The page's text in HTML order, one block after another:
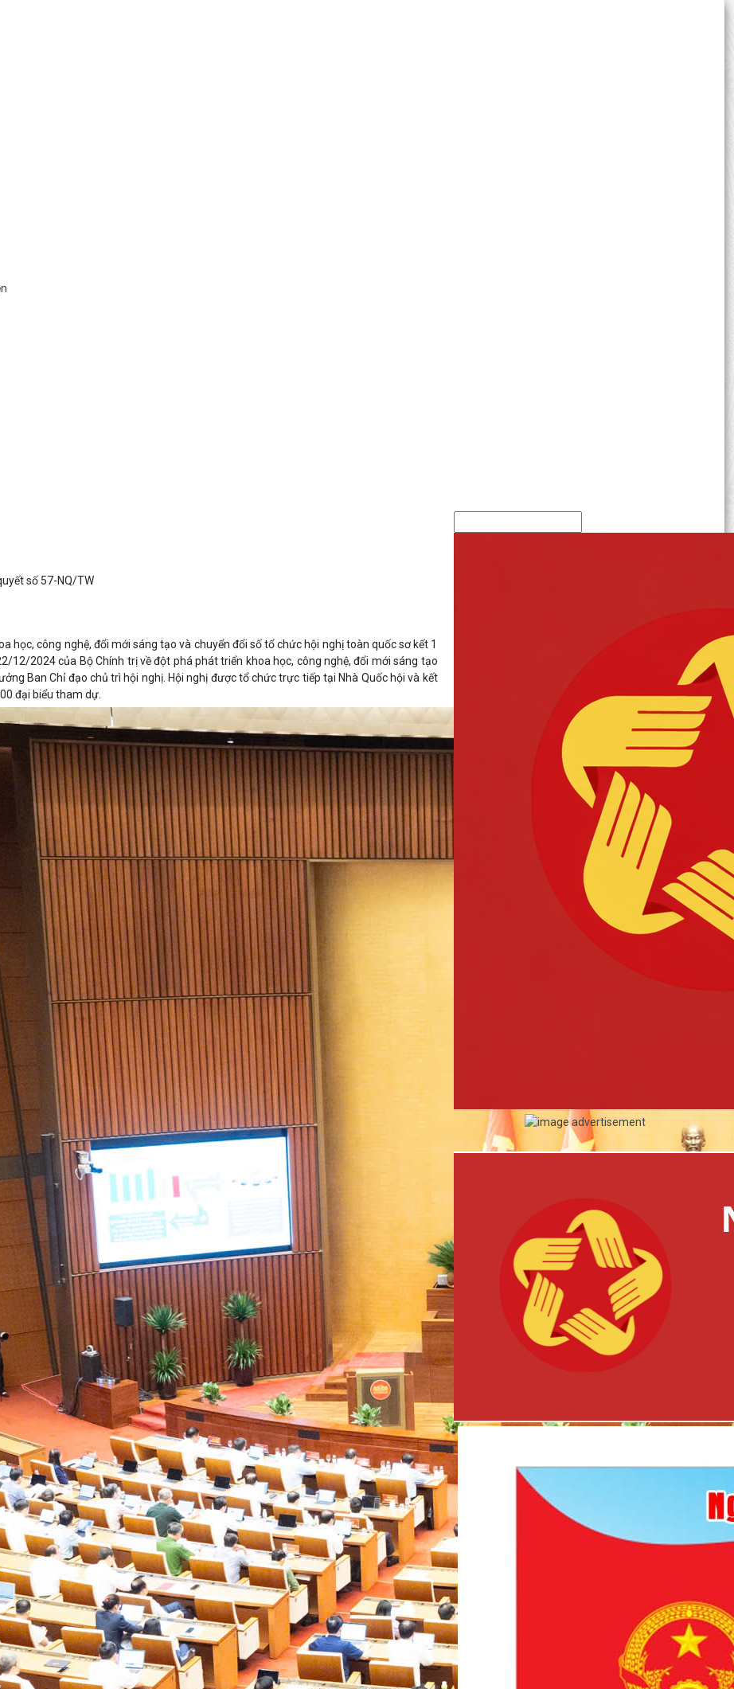
số 57-NQ/TW
học, công nghệ, đổi mới sáng tạo và chuyển đổi số tổ chức hội nghị toàn quốc sơ kết 1
12/2024 của Bộ Chính trị về đột phá phát triển khoa học, công nghệ, đổi mới sáng tạo
Ban Chỉ đạo chủ trì hội nghị. Hội nghị được tổ chức trực tiếp tại Nhà Quốc hội và kết
đại biểu tham dự.